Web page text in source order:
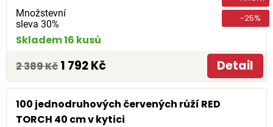
Množstevní
sleva 30%
-25%
Skladem 16 kusů
2 389 Kč 1 792 Kč Detail
100 jednodruhových červených růží RED
TORCH 40 cm v kytici